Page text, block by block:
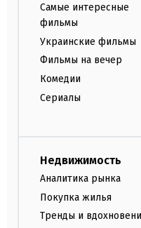
Самые интересные
фильмы
Украинские фильмы
Фильмы на вечер
Комедии
Сериалы
Недвижимость
Аналитика рынка
Покупка жилья
Тренды и